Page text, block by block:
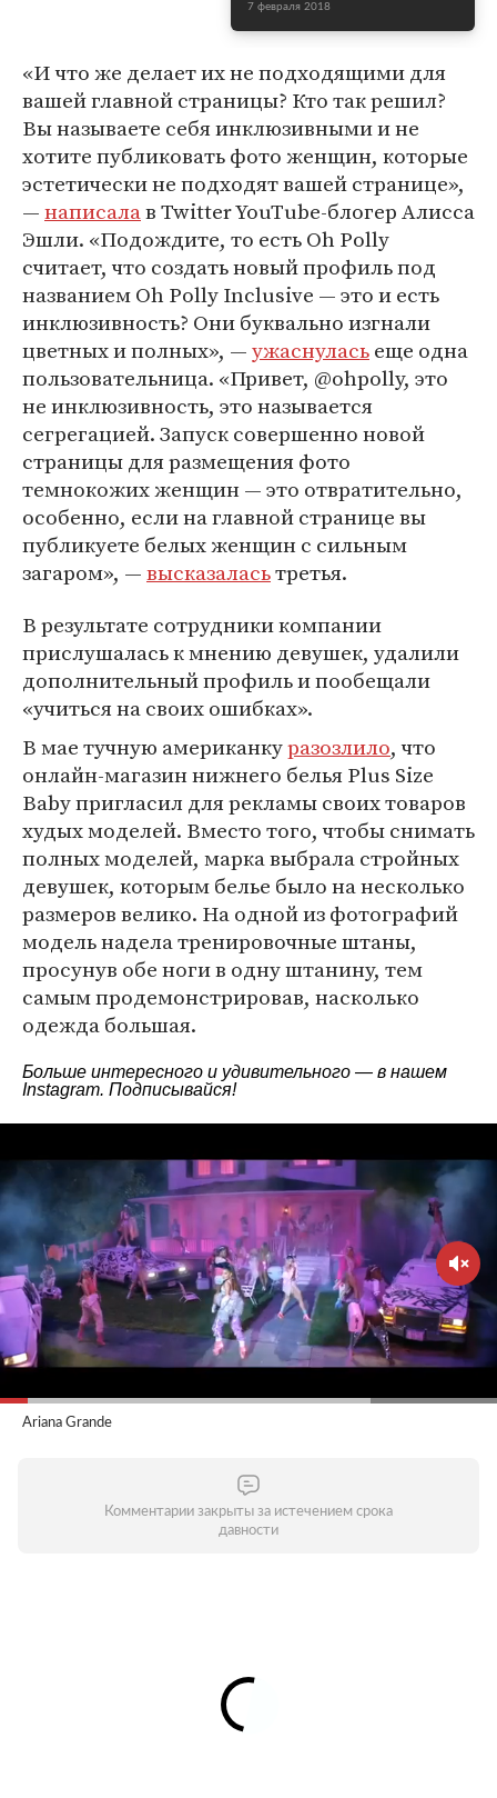
7 февраля 2018
«И что же делает их не подходящими для
вашей главной страницы? Кто так решил?
Вы называете себя инклюзивными и не
хотите публиковать фото женщин, которые
эстетически не подходят вашей странице»,
—написалав Twitter YouTube-блогер Алисса
Эшли. «Подождите, то есть Oh Polly
считает, что создать новый профиль под
названием Oh Polly Inclusive — это и есть
инклюзивность? Они буквально изгнали
цветных и полных», —ужаснуласьеще одна
пользовательница. «Привет, @ohpolly, это
не инклюзивность, это называется
сегрегацией. Запуск совершенно новой
страницы для размещения фото
темнокожих женщин — это отвратительно,
особенно, если на главной странице вы
публикуете белых женщин с сильным
загаром», —высказаласьтретья.
В результате сотрудники компании
прислушалась к мнению девушек, удалили
дополнительный профиль и пообещали
«учиться на своих ошибках».
В мае тучную американкуразозлило, что
онлайн-магазин нижнего белья Plus Size
Baby пригласил для рекламы своих товаров
худых моделей. Вместо того, чтобы снимать
полных моделей, марка выбрала стройных
девушек, которым белье было на несколько
размеров велико. На одной из фотографий
модель надела тренировочные штаны,
просунув обе ноги в одну штанину, тем
самым продемонстрировав, насколько
одежда большая.
Больше интересного и удивительного — в нашем
Instagram. Подписывайся!
Ariana Grande
Комментарии закрыты за истечением срока
давности